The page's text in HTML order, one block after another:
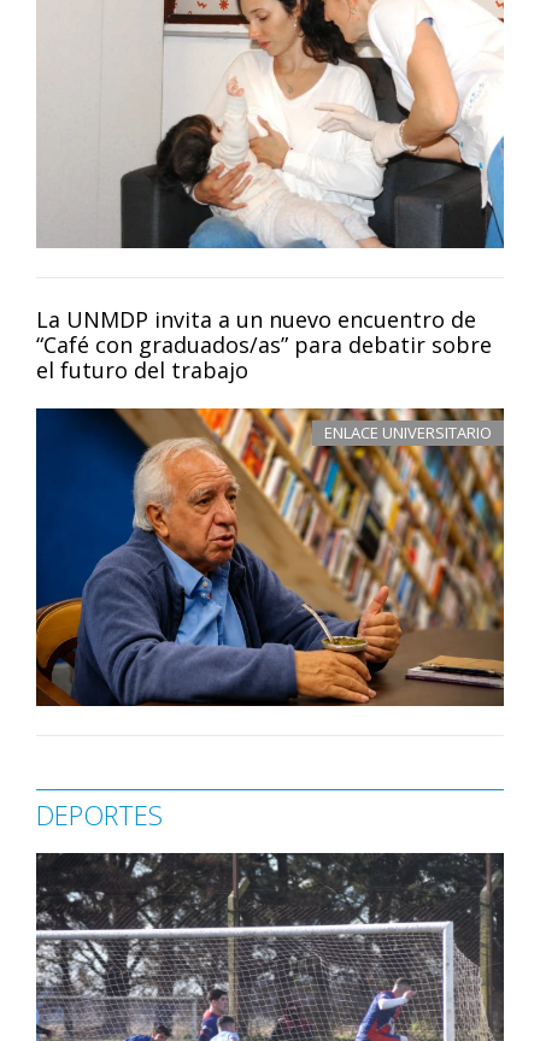
La UNMDP invita a un nuevo encuentro de
“Café con graduados/as” para debatir sobre
el futuro del trabajo
ENLACE UNIVERSITARIO
DEPORTES